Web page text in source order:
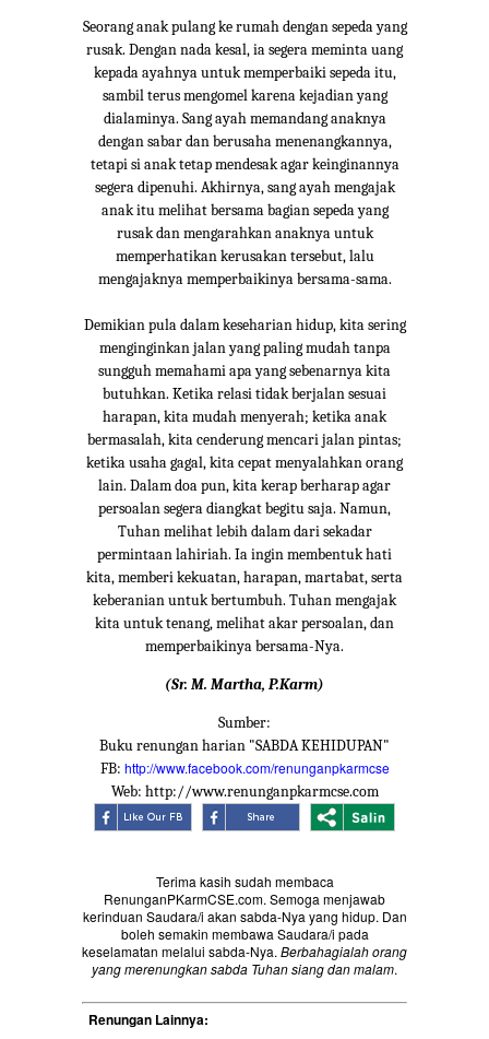
Seorang anak pulang ke rumah dengan sepeda yang
rusak. Dengan nada kesal, ia segera meminta uang
kepada ayahnya untuk memperbaiki sepeda itu,
sambil terus mengomel karena kejadian yang
dialaminya. Sang ayah memandang anaknya
dengan sabar dan berusaha menenangkannya,
tetapi si anak tetap mendesak agar keinginannya
segera dipenuhi. Akhirnya, sang ayah mengajak
anak itu melihat bersama bagian sepeda yang
rusak dan mengarahkan anaknya untuk
memperhatikan kerusakan tersebut, lalu
mengajaknya memperbaikinya bersama-sama.
Demikian pula dalam keseharian hidup, kita sering
menginginkan jalan yang paling mudah tanpa
sungguh memahami apa yang sebenarnya kita
butuhkan. Ketika relasi tidak berjalan sesuai
harapan, kita mudah menyerah; ketika anak
bermasalah, kita cenderung mencari jalan pintas;
ketika usaha gagal, kita cepat menyalahkan orang
lain. Dalam doa pun, kita kerap berharap agar
persoalan segera diangkat begitu saja. Namun,
Tuhan melihat lebih dalam dari sekadar
permintaan lahiriah. Ia ingin membentuk hati
kita, memberi kekuatan, harapan, martabat, serta
keberanian untuk bertumbuh. Tuhan mengajak
kita untuk tenang, melihat akar persoalan, dan
memperbaikinya bersama-Nya.
(Sr. M. Martha, P.Karm)
Sumber:
Buku renungan harian "SABDA KEHIDUPAN"
FB: http://www.facebook.com/renunganpkarmcse
Web: http://www.renunganpkarmcse.com
Terima kasih sudah membaca
RenunganPKarmCSE.com. Semoga menjawab
kerinduan Saudara/i akan sabda-Nya yang hidup. Dan
boleh semakin membawa Saudara/i pada
keselamatan melalui sabda-Nya. Berbahagialah orang
yang merenungkan sabda Tuhan siang dan malam.
Renungan Lainnya: